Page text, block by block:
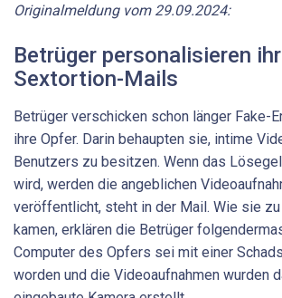
Originalmeldung vom 29.09.2024:
Betrüger personalisieren
Sextortion-Mails
Betrüger verschicken schon länger Fake-
ihre Opfer. Darin behaupten sie, intime
Benutzers zu besitzen. Wenn das
wird, werden die angeblichen
veröffentlicht, steht in der Mail. Wie sie zu
kamen, erklären die Betrüger
Computer des Opfers sei mit einer
worden und die Videoaufnahmen wurden